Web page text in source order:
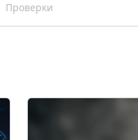
Проверки